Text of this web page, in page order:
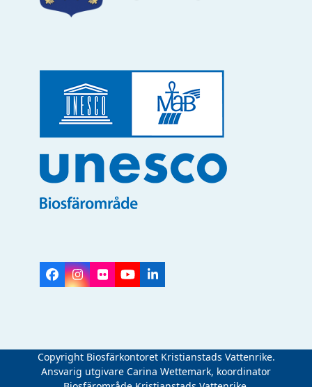
Facebook
Instagram
FlickrYouTubeLinkedIn
Copyright Biosfärkontoret Kristianstads Vattenrike.
Ansvarig utgivare Carina Wettemark, koordinator